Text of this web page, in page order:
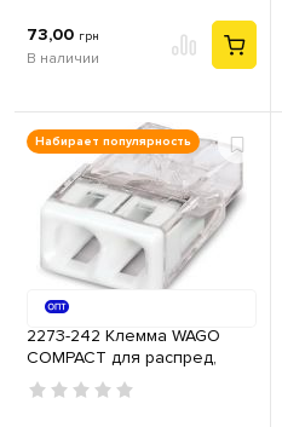
73,00 грн
В наличии
Набирает популярность
2273-242 Клемма WAGO
COMPACT для распред,
коробок 2X2,5, прозрачная
/ белая с пастой